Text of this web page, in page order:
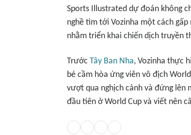
Sports Illustrated dự đoán không
nghề tìm tới Vozinha một cách
nhằm triển khai chiến dịch truyền
Trước Tây Ban Nha, Vozinha thực
bé cầm hòa ứng viên vô địch
vượt qua nghịch cảnh và đứng lên
đầu tiên ở World Cup và viết nên